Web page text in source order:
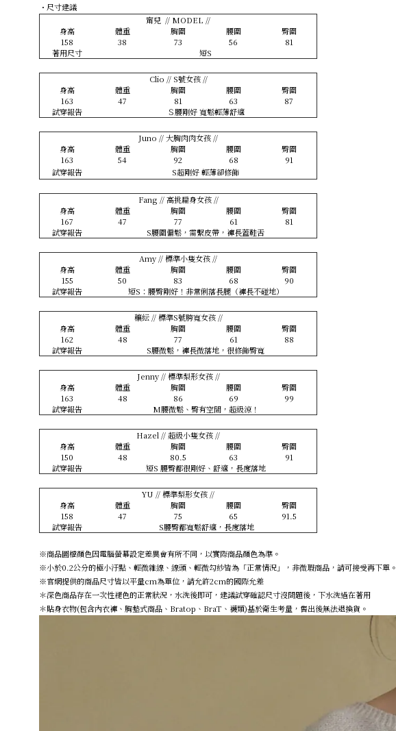
・尺寸建議
甯兒 // MODEL //
身高
體重 胸圍 腰圍
臀圍
158
38 73 56
81
著用尺寸
短S
Clio // S號女孩 //
身高
體重 胸圍 腰圍
臀圍
163
47 81 63
87
試穿報告
Ｓ腰剛好 寬鬆輕薄舒適
Juno // 大胸肉肉女孩 //
身高
體重 胸圍 腰圍
臀圍
163
54 92 68
91
試穿報告
S超剛好 輕薄卻修飾
Fang // 高挑扁身女孩 //
身高
體重 胸圍 腰圍
臀圍
167
47 77 61
81
試穿報告
S腰圍偏鬆，需繫皮帶，褲長蓋鞋舌
Amy // 標準小隻女孩 //
身高
體重 胸圍 腰圍
臀圍
155
50 83 68
90
試穿報告
短S：腰臀剛好！非常俐落長腿（褲長不碰地）
穰紜 // 標準S號胯寬女孩 //
身高
體重 胸圍 腰圍
臀圍
162
48 77 61
88
試穿報告
S腰微鬆，褲長微落地，很修飾臀寬
Jenny // 標準梨形女孩 //
身高
體重 胸圍 腰圍
臀圍
163
48 86 69
99
試穿報告
M腰微鬆、臀有空間，超級涼！
Hazel // 超級小隻女孩 //
身高
體重 胸圍 腰圍
臀圍
150
48 80.5 63
91
試穿報告
短S 腰臀都很剛好、舒適，長度落地
YU // 標準梨形女孩 //
身高
體重 胸圍 腰圍
臀圍
158
47 75 65
91.5
試穿報告
S腰臀都寬鬆舒適，長度落地
※商品圖檔顏色因電腦螢幕設定差異會有所不同，以實際商品顏色為準。
※小於0.2公分的極小汙點、輕微雜線、線頭、輕微勾紗皆為「正常情況」，非微瑕商品，請可接受再下單。
※官網提供的商品尺寸皆以平量cm為單位，請允許2cm的國際允差
＊深色商品存在一次性褪色的正常狀況，水洗後即可，建議試穿確認尺寸沒問題後，下水洗過在著用
＊貼身衣物(包含內衣褲、胸墊式商品、Bratop、BraT、襪類)基於衛生考量，售出後無法退換貨。